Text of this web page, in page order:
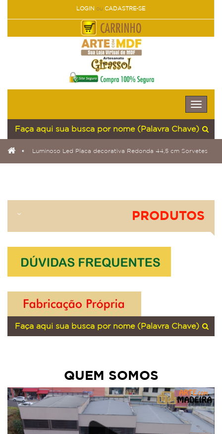
LOGIN ou CADASTRE-SE
Toggle
Luminoso Led Placa decorativa Redonda 44,5 cm Sorvetes
PRODUTOS
QUEM SOMOS